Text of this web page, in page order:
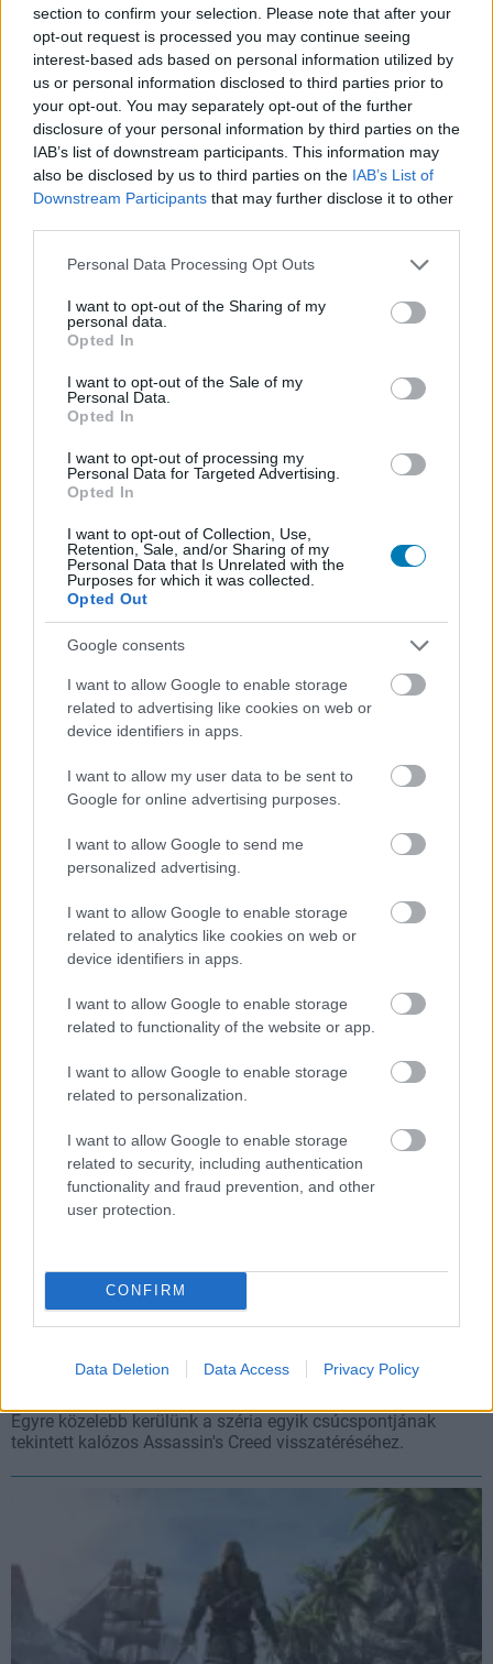
section to confirm your selection. Please note that after your
opt-out request is processed you may continue seeing
interest-based ads based on personal information utilized by
us or personal information disclosed to third parties prior to
your opt-out. You may separately opt-out of the further
disclosure of your personal information by third parties on the
IAB’s list of downstream participants. This information may
also be disclosed by us to third parties on the IAB’s List of
Downstream Participants that may further disclose it to other
Please note that this website/app uses one or more Google
not limited to your visit or usage behaviour. You may click to
grant or deny consent to Google and its third-party tags to
use your data for below specified purposes in below Google
consent section.
Personal Data Processing Opt Outs
I want to opt-out of the Sharing of my
personal data.
Opted In
I want to opt-out of the Sale of my
Personal Data.
Opted In
I want to opt-out of processing my
Personal Data for Targeted Advertising.
Opted In
I want to opt-out of Collection, Use,
Retention, Sale, and/or Sharing of my
Personal Data that Is Unrelated with the
Purposes for which it was collected.
Opted Out
Google consents
I want to allow Google to enable storage
related to advertising like cookies on web or
device identifiers in apps.
I want to allow my user data to be sent to
Google for online advertising purposes.
I want to allow Google to send me
personalized advertising.
I want to allow Google to enable storage
related to analytics like cookies on web or
device identifiers in apps.
I want to allow Google to enable storage
related to functionality of the website or app.
I want to allow Google to enable storage
related to personalization.
I want to allow Google to enable storage
related to security, including authentication
functionality and fraud prevention, and other
user protection.
CONFIRM
Data Deletion Data Access Privacy Policy
Hány szivárgás kell még, hogy a Ubisoft beismerje az
Assassin's Creed: Black Flag remake létezését? Csak
mert itt egy újabb
| 2026.02.12 14:43
Ezúttal egy előrendelhető művészeti album miatt érezzük
azt, hogy szándékosan borzolja a rajongók idegeit a kiadó.
remake, a Ubisoft már csak legyint
| 2026.01.29 21:01
Már nem is tagadnak, csak egy GTA mémmel reagáltak.
Szegény Ubisoftnak technikai okok miatt újra fel
kellett töltenie a Black Flag videóit
| 2026.01.16 13:02
Kacsint, kacsint. Már tényleg csak idő kérdése, hogy a
Ubisoft előálljon az új Black Flaggel.
végleges címe, a PEGI buktatta le
Egyre közelebb kerülünk a széria egyik csúcspontjának
tekintett kalózos Assassin's Creed visszatéréséhez.